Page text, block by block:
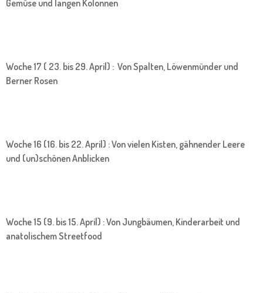
Gemüse und langen Kolonnen
Woche 17 ( 23. bis 29. April) : Von Spalten, Löwenmünder und
Berner Rosen
Woche 16 (16. bis 22. April) : Von vielen Kisten, gähnender Leere
und (un)schönen Anblicken
Woche 15 (9. bis 15. April) : Von Jungbäumen, Kinderarbeit und
anatolischem Streetfood